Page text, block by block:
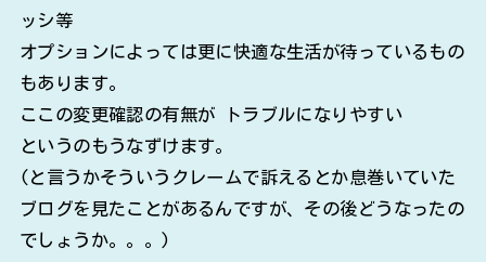
ッシ等
オプションによっては更に快適な生活が待っているもの
もあります。
ここの変更確認の有無が トラブルになりやすい
というのもうなずけます。
(と言うかそういうクレームで訴えるとか息巻いていた
ブログを見たことがあるんですが、その後どうなったの
でしょうか。。。)